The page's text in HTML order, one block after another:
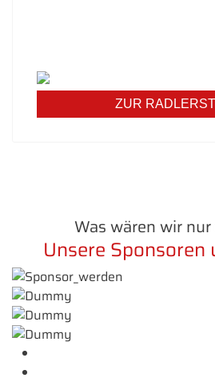
ZUR
Was wären wir
Unsere